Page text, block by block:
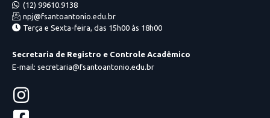
(12) 99610.9138
npj@fsantoantonio.edu.br
Terça e Sexta-feira, das 15h00 às 18h00
Secretaria de Registro e Controle Acadêmico
E-mail: secretaria@fsantoantonio.edu.br